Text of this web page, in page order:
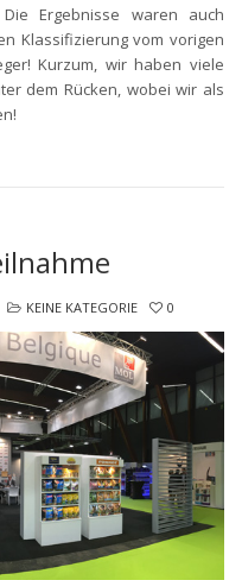
Ergebnisse waren auch
Klassifizierung vom vorigen
Kurzum, wir haben viele
dem Rücken, wobei wir als
KEINE KATEGORIE 0